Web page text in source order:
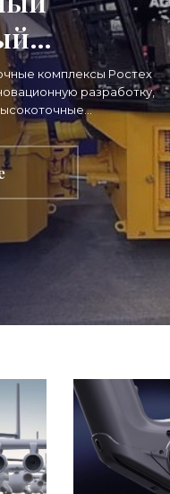
-
комплексы Ростех
разработку,
дорожный каток